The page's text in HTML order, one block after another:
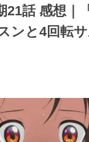
21話 感想｜
ンと4回転